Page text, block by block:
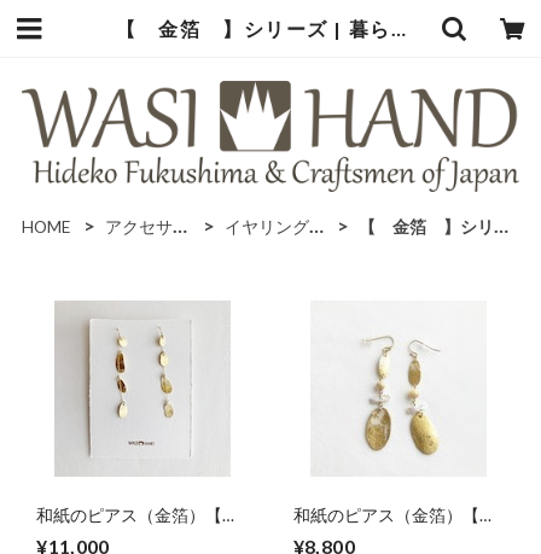
【 金箔 】シリーズ | 暮らしの中の和紙のかたち
HOME アクセサリー イヤリング＆ピアス 【 金箔 】シリーズ
和紙のピアス（金箔）【華
¥11,000
和紙のピアス（金箔）【石
¥8,800